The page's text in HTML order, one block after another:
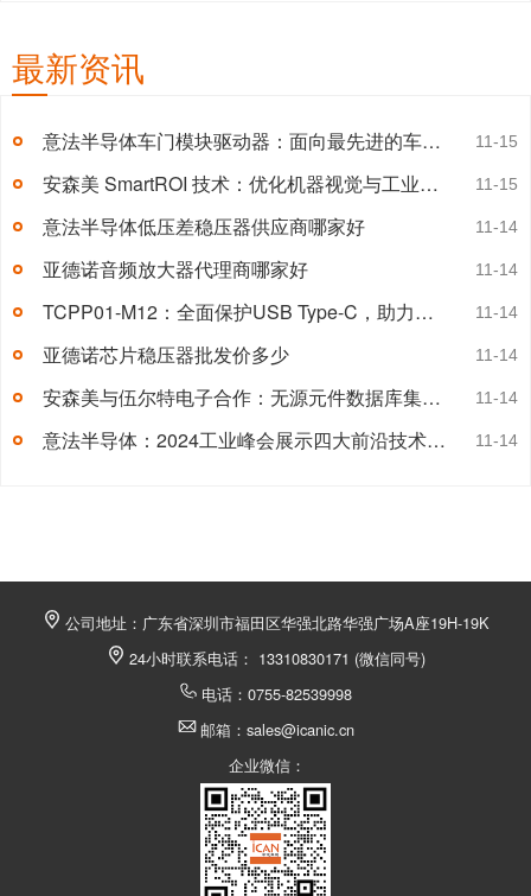
最新资讯
意法半导体车门模块驱动器：面向最先进的车门模块应用 11-15
安森美 SmartROI 技术：优化机器视觉与工业流程的新利器 11-15
意法半导体低压差稳压器供应商哪家好 11-14
亚德诺音频放大器代理商哪家好 11-14
TCPP01-M12：全面保护USB Type-C，助力工程师应对欧盟新规 11-14
亚德诺芯片稳压器批发价多少 11-14
安森美与伍尔特电子合作：无源元件数据库集成到PLECS®模型自助生成工具 11-14
意法半导体：2024工业峰会展示四大前沿技术展区 11-14
公司地址：广东省深圳市福田区华强北路华强广场A座19H-19K
24小时联系电话： 13310830171 (微信同号)
电话：0755-82539998
邮箱：sales@icanic.cn
企业微信：